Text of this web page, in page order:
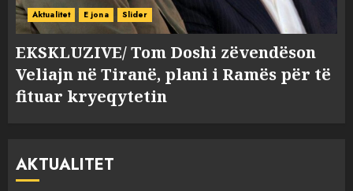
Aktualitet E jona Slider
EKSKLUZIVE/ Tom Doshi zëvendëson
Veliajn në Tiranë, plani i Ramës për të
fituar kryeqytetin
AKTUALITET